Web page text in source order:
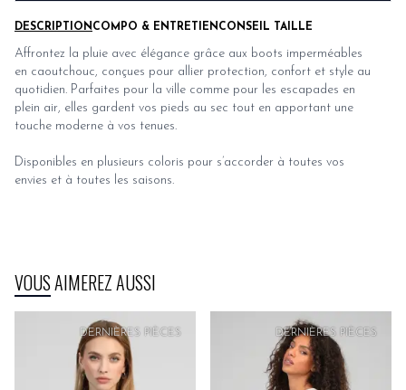
DESCRIPTIONCOMPO & ENTRETIENCONSEIL TAILLE
Affrontez la pluie avec élégance grâce aux boots imperméables
en caoutchouc, conçues pour allier protection, confort et style au
quotidien. Parfaites pour la ville comme pour les escapades en
plein air, elles gardent vos pieds au sec tout en apportant une
touche moderne à vos tenues.
Disponibles en plusieurs coloris pour s’accorder à toutes vos
envies et à toutes les saisons.
VOUS AIMEREZ AUSSI
DERNIÈRES PIÈCES
PRIX DOUX
DERNIÈRES PIÈCES